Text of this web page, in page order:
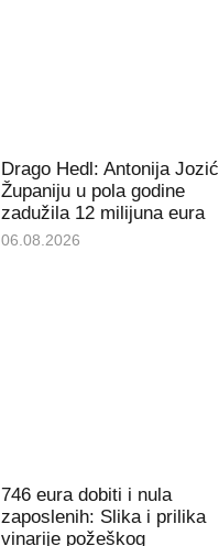
Drago Hedl: Antonija Jozić
Županiju u pola godine
zadužila 12 milijuna eura
06.08.2026
746 eura dobiti i nula
zaposlenih: Slika i prilika
vinarije požeškog